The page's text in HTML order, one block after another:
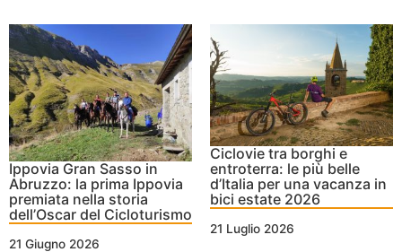
Ippovia Gran Sasso in
Abruzzo: la prima Ippovia
premiata nella storia
dell’Oscar del Cicloturismo
21 Giugno 2026
Ciclovie tra borghi e
entroterra: le più belle
d’Italia per una vacanza in
bici estate 2026
21 Luglio 2026